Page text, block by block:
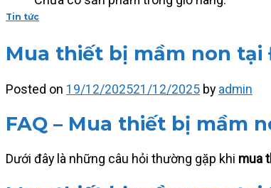
Tin tức
Mua thiết bị mầm non tại
Posted on 19/12/202521/12/2025 by admin
FAQ – Mua thiết bị mầm
Dưới đây là những câu hỏi thường gặp khi mua